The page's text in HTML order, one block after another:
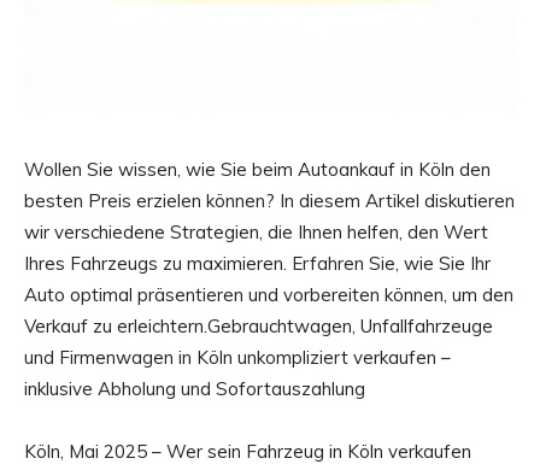
Wollen Sie wissen, wie Sie beim Autoankauf in Köln den
besten Preis erzielen können? In diesem Artikel diskutieren
wir verschiedene Strategien, die Ihnen helfen, den Wert
Ihres Fahrzeugs zu maximieren. Erfahren Sie, wie Sie Ihr
Auto optimal präsentieren und vorbereiten können, um den
Verkauf zu erleichtern.Gebrauchtwagen, Unfallfahrzeuge
und Firmenwagen in Köln unkompliziert verkaufen –
inklusive Abholung und Sofortauszahlung
Köln, Mai 2025 – Wer sein Fahrzeug in Köln verkaufen